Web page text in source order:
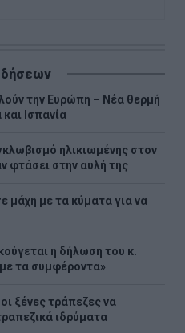
την Ευρώπη – Νέα θερμή
Ισπανία
ηλικιωμένης στον
φτάσει στην αυλή της
με τα κύματα για να
η δήλωση του κ.
τα συμφέροντα»
ξένες τράπεζες να
ιδρύματα